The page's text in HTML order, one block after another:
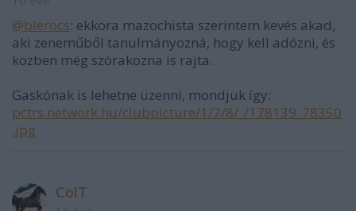
@blerocs: ekkora mazochista szerintem kevés akad,
aki zeneműből tanulmányozná, hogy kell adózni, és
közben még szórakozna is rajta.
Gaskónak is lehetne üzenni, mondjuk így:
pctrs.network.hu/clubpicture/1/7/8/_/178139_78350
.jpg
ColT